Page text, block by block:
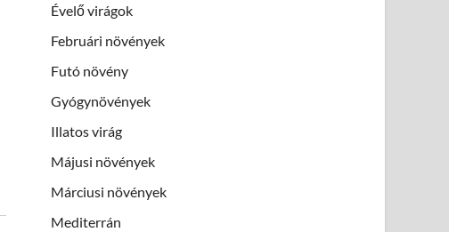
Évelő virágok
Februári növények
Futó növény
Gyógynövények
Illatos virág
Májusi növények
Márciusi növények
Mediterrán